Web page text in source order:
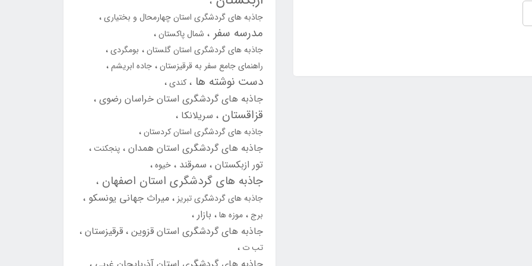
جاذبه های گردشگری استان چهارمحال و بختیاری
مدرسه سفر شمال پاکستان
جاذبه های گردشگری استان گلستان بومگردی
راهنمای جامع سفر به قرقیزستان جاده ابریشم
دست نوشته ها کندی
جاذبه های گردشگری استان خراسان رضوی
قزاقستان سریلانکا
جاذبه های گردشگری استان کردستان
جاذبه های گردشگری استان همدان پنجکنت
تور ازبکستان سمرقند خیوه
جاذبه های گردشگری استان اصفهان
جاذبه های گردشگری تبریز میراث جهانی یونسکو
برج موزه ها بازار
جاذبه های گردشگری استان قزوین قرقیزستان
تب ت